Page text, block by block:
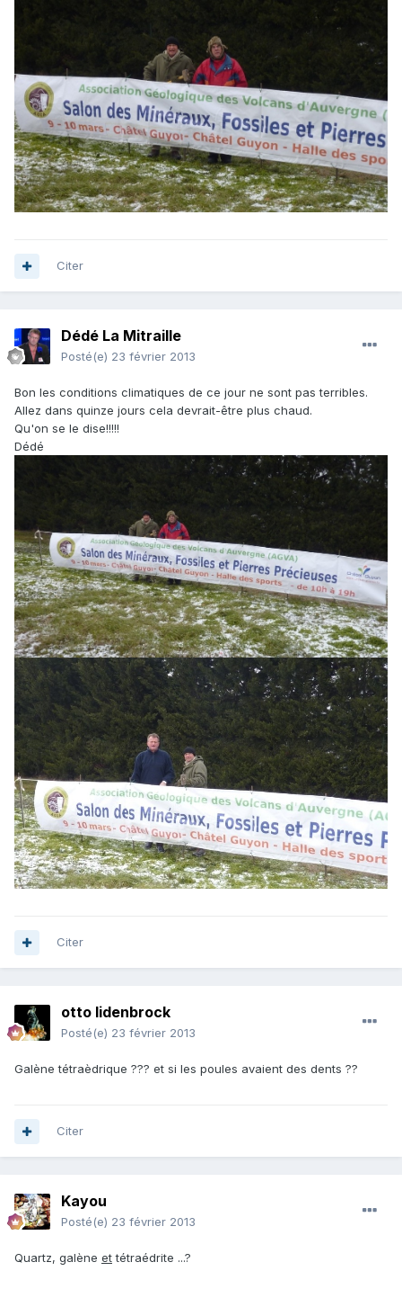
Citer
Dédé La Mitraille
Posté(e) 23 février 2013
Bon les conditions climatiques de ce jour ne sont pas terribles.
Allez dans quinze jours cela devrait-être plus chaud.
Qu'on se le dise!!!!!
Dédé
Citer
otto lidenbrock
Posté(e) 23 février 2013
Galène tétraèdrique ??? et si les poules avaient des dents ??
Citer
Kayou
Posté(e) 23 février 2013
Quartz, galène ettétraédrite ...?